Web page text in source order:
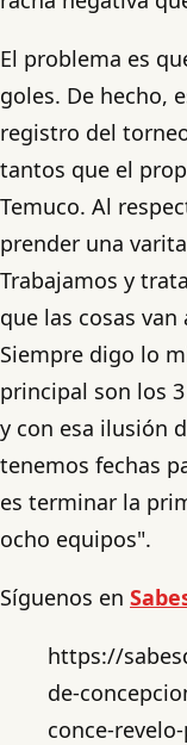
El problema es
goles. De hecho,
registro del
tantos que el
Temuco. Al
prender una
Trabajamos y
que las cosas
Siempre digo lo
principal son los
y con esa ilusión
tenemos fechas
es terminar la
ocho equipos".
Síguenos en
https://
de-
conce-